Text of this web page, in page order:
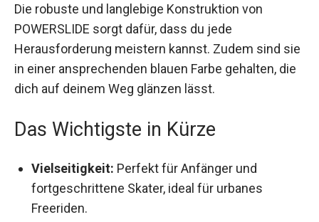
POWERSLIDE sorgt dafür, dass du jede
Herausforderung meistern kannst. Zudem sind
sie in einer ansprechenden blauen Farbe
gehalten, die dich auf deinem Weg glänzen lässt.
Das Wichtigste in Kürze
fortgeschrittene Skater, ideal für urbanes
Freeriden.
Haltbarkeit: